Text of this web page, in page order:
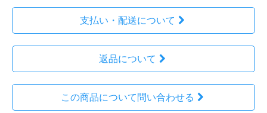
支払い・配送について
返品について
この商品について問い合わせる